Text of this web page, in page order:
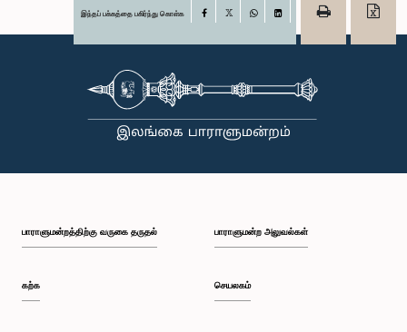
இந்தப் பக்கத்தை பகிர்ந்து கொள்க Facebook
பாராளுமன்றத்திற்கு வருகை தருதல்
கற்க
பாராளுமன்ற அலுவல்கள்
செயலகம்